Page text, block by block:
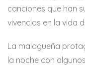
canciones que han
vivencias en la vida
La malagueña
la noche con